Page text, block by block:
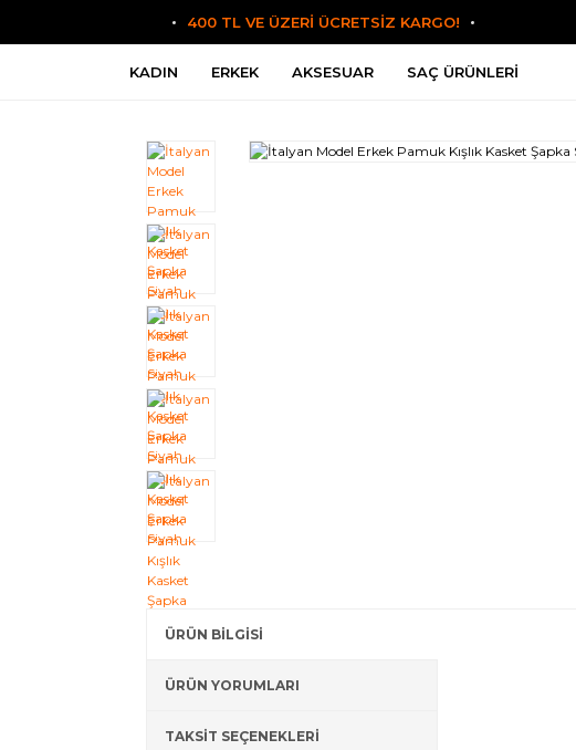
400 TL VE ÜZERİ ÜCRETSİZ KARGO!
KADIN ERKEK AKSESUAR SAÇ ÜRÜNLERI
ÜRÜN BİLGİSİ
ÜRÜN YORUMLARI
TAKSİT SEÇENEKLERİ